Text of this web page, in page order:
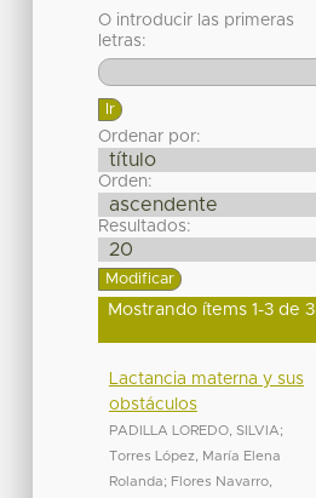
O introducir las primeras
letras:
Ordenar por:
Orden:
Resultados:
Mostrando ítems 1-3 de 3
Lactancia materna y sus
obstáculos
PADILLA LOREDO, SILVIA;
Torres López, María Elena
Rolanda; Flores Navarro,